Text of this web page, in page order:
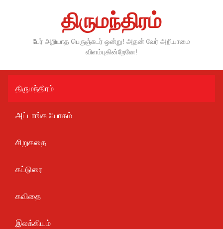
திருமந்திரம்
பேர் அறியாத பெருஞ்சுடர் ஒன்று! அதன் வேர் அறியாமை
விளம்புகின்றேனே!
திருமந்திரம்
அட்டாங்க யோகம்
சிறுகதை
கட்டுரை
கவிதை
இலக்கியம்